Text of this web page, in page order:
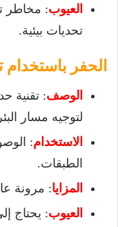
العيوب: مخاطر
تحديات بيئية.
الحفر باستخدام
الوصف: تقنية
لتوجيه مسار
الاستخدام:
الطبقات.
المزايا: مرونة
العيوب: يحتاج